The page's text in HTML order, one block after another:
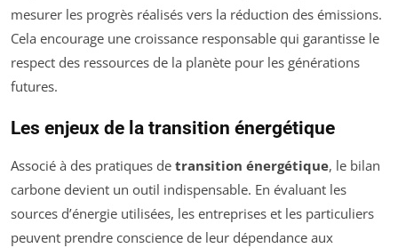
mesurer les progrès réalisés vers la réduction des émissions.
Cela encourage une croissance responsable qui garantisse le
respect des ressources de la planète pour les générations
futures.
Les enjeux de la transition énergétique
Associé à des pratiques de transition énergétique, le bilan
carbone devient un outil indispensable. En évaluant les
sources d’énergie utilisées, les entreprises et les particuliers
peuvent prendre conscience de leur dépendance aux